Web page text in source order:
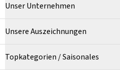
Unser Unternehmen
Unsere Auszeichnungen
Topkategorien / Saisonales